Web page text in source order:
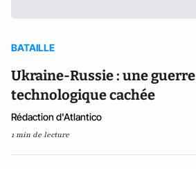
BATAILLE
Ukraine-Russie : une guerre
technologique cachée
Rédaction d'Atlantico
1 min de lecture